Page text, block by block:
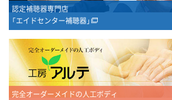
認定補聴器専門店
「エイドセンター補聴器」
完全オーダーメイドの人工ボディ